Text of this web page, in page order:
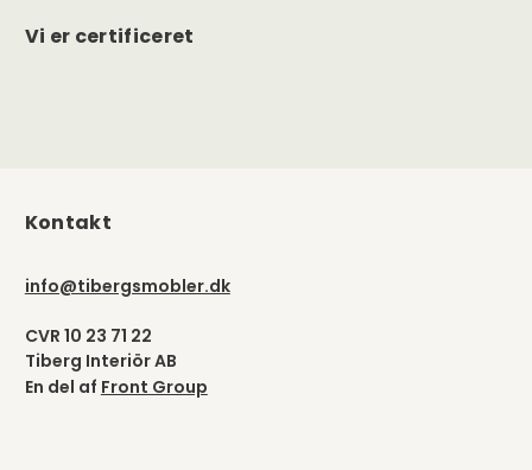
Vi er certificeret
Kontakt
info@tibergsmobler.dk
CVR 10 23 71 22
Tiberg Interiör AB
En del af Front Group